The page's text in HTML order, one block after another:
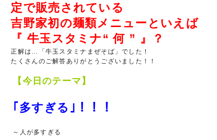
定で販売されている
吉野家初の麺類メニューといえば
『 牛玉スタミナ“ 何 ” 』？
正解は…「牛玉スタミナまぜそば」でした！
たくさんのご解答ありがとうございました！！
【今日のテーマ】
｢多すぎる｣！！！
～人が多すぎる